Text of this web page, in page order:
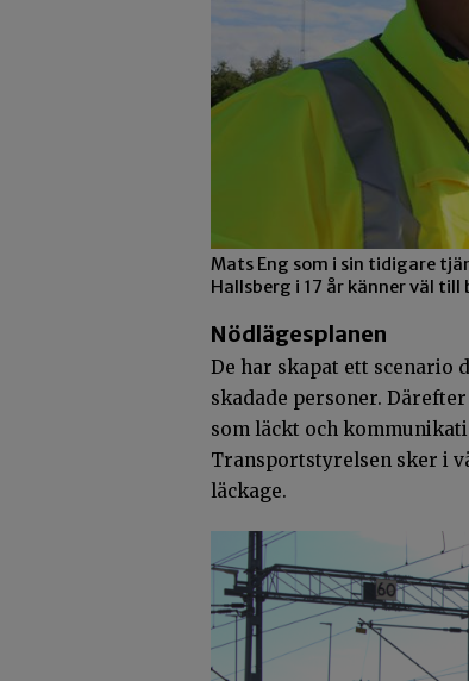
Mats Eng som i sin tidigare
Hallsberg i 17 år känner väl
Nödlägesplanen
De har skapat ett scenario
skadade personer.
som läckt och
Transportstyrelsen sker i
läckage.